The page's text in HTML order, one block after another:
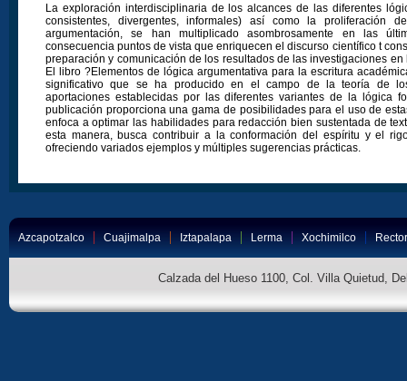
La exploración interdisciplinaria de los alcances de las diferentes
consistentes, divergentes, informales) así como la proliferación
argumentación, se han multiplicado asombrosamente en las
consecuencia puntos de vista que enriquecen el discurso científico t
preparación y comunicación de los resultados de las investigaciones
El libro ?Elementos de lógica argumentativa para la escritura
significativo que se ha producido en el campo de la teoría de
aportaciones establecidas por las diferentes variantes de la lógica
publicación proporciona una gama de posibilidades para el uso de
enfoca a optimar las habilidades para redacción bien sustentada de
esta manera, busca contribuir a la conformación del espíritu y el
ofreciendo variados ejemplos y múltiples sugerencias prácticas.
Azcapotzalco Cuajimalpa Iztapalapa Lerma Xochimilco
Calzada del Hueso 1100, Col. Villa Quietud,